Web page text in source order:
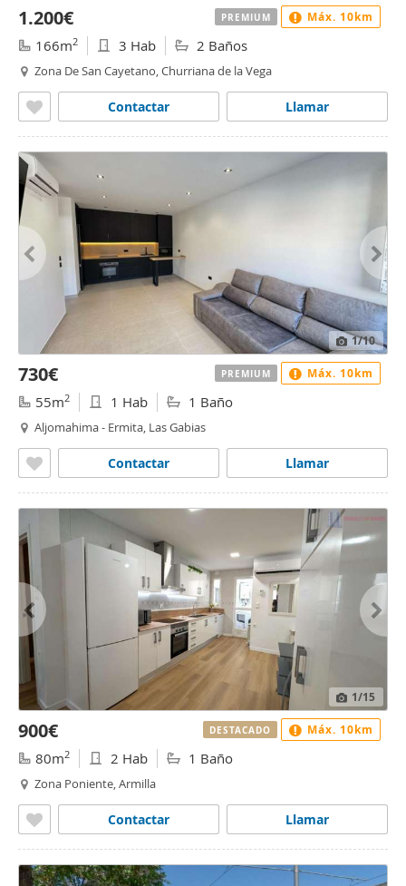
1.200€
166m2 3 Hab 2 Baños
Zona De San Cayetano, Churriana de la Vega
Llamar
Contactar
PREMIUM Máx. 10km
1/10
730€
55m2 1 Hab 1 Baño
Aljomahima - Ermita, Las Gabias
Llamar
Contactar
PREMIUM Máx. 10km
1/15
900€
80m2 2 Hab 1 Baño
Zona Poniente, Armilla
Llamar
Contactar
DESTACADO Máx. 10km